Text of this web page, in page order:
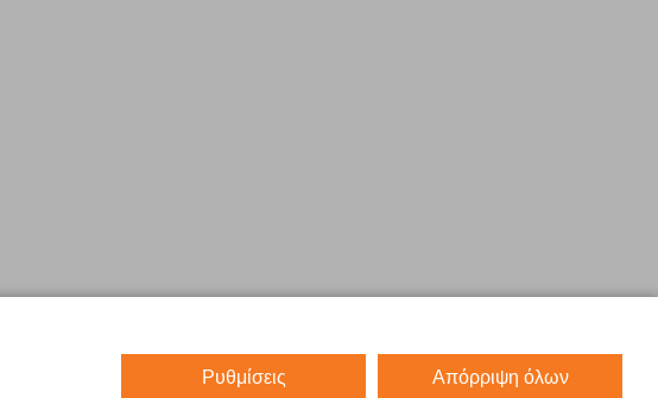
Ρυθμίσεις Απόρριψη όλων